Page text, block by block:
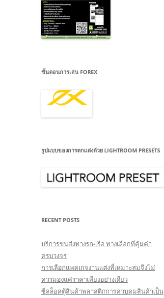
ขั้นตอนการเล่น FOREX
รูปแบบของการตกแต่งด้วย LIGHTROOM PRESETS
RECENT POSTS
บริการขนส่งทางรถ-เรือ ทางเลือกที่คุ้มค่า
ครบวงจร
การเลือกแพคเกจงานแต่งที่เหมาะสมจึงไม่
ควรมองแค่ราคาเพียงอย่างเดียว
ซีลล็อคตู้สินค้าพลาสติกการควบคุมสินค้าเป็น